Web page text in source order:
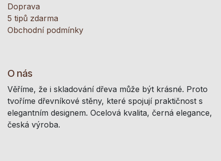
Doprava
5 tipů zdarma
Obchodní podmínky
O nás
Věříme, že i skladování dřeva může být krásné. Proto
tvoříme dřevníkové stěny, které spojují praktičnost s
elegantním designem. Ocelová kvalita, černá elegance,
česká výroba.